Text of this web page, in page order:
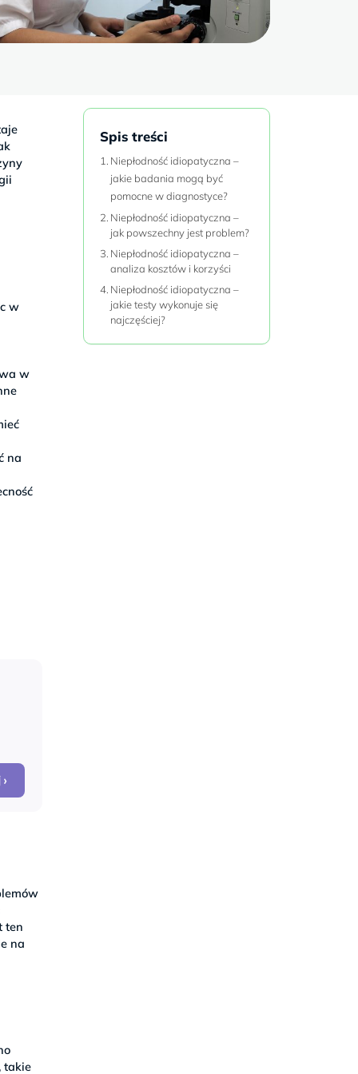
w
w
na
ten
na
takie
Spis treści
Niepłodność idiopatyczna –
jakie badania mogą być
pomocne w diagnostyce?
Niepłodność idiopatyczna –
jak powszechny jest problem?
Niepłodność idiopatyczna –
analiza kosztów i korzyści
Niepłodność idiopatyczna –
jakie testy wykonuje się
najczęściej?